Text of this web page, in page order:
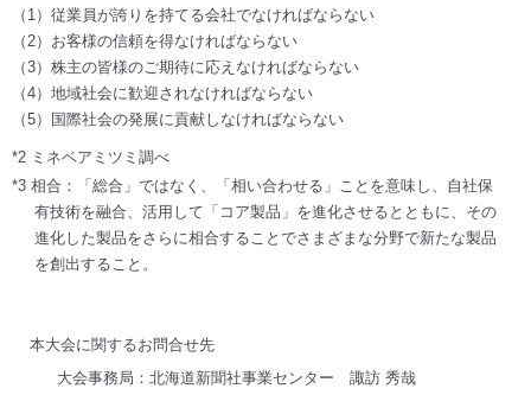
（1）従業員が誇りを持てる会社でなければならない
（2）お客様の信頼を得なければならない
（3）株主の皆様のご期待に応えなければならない
（4）地域社会に歓迎されなければならない
（5）国際社会の発展に貢献しなければならない
*2 ミネベアミツミ調べ
*3 相合：「総合」ではなく、「相い合わせる」ことを意味し、自社保
有技術を融合、活用して「コア製品」を進化させるとともに、その
進化した製品をさらに相合することでさまざまな分野で新たな製品
を創出すること。
本大会に関するお問合せ先
大会事務局：北海道新聞社事業センター 諏訪 秀哉